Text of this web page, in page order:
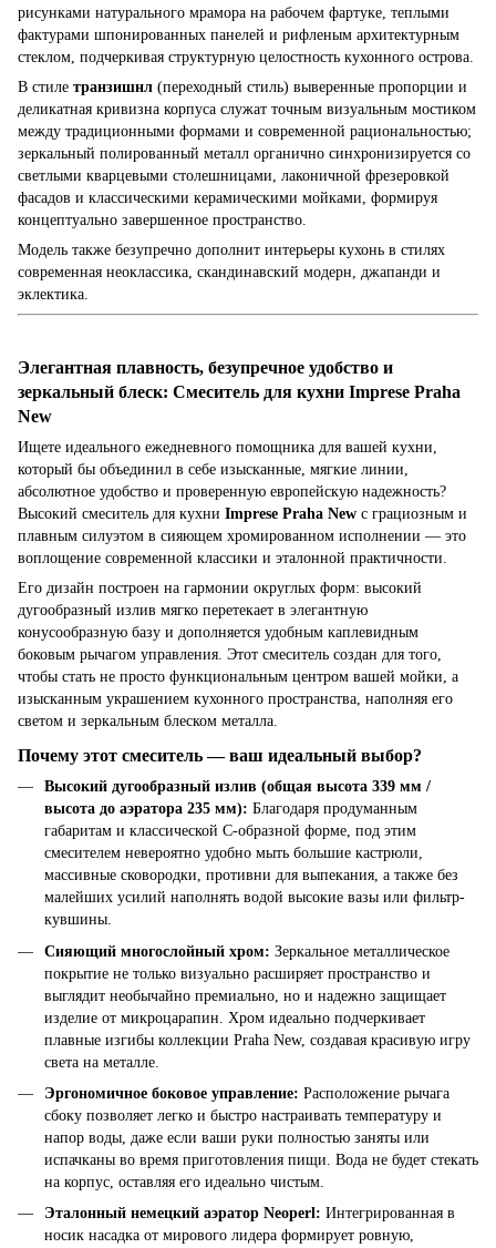
рисунками натурального мрамора на рабочем фартуке, теплыми
фактурами шпонированных панелей и рифленым архитектурным
стеклом, подчеркивая структурную целостность кухонного острова.
В стиле транзишнл (переходный стиль) выверенные пропорции и
деликатная кривизна корпуса служат точным визуальным мостиком
между традиционными формами и современной рациональностью;
зеркальный полированный металл органично синхронизируется со
светлыми кварцевыми столешницами, лаконичной фрезеровкой
фасадов и классическими керамическими мойками, формируя
концептуально завершенное пространство.
Модель также безупречно дополнит интерьеры кухонь в стилях
современная неоклассика, скандинавский модерн, джапанди и
эклектика.
Элегантная плавность, безупречное удобство и
зеркальный блеск: Смеситель для кухни Imprese Praha
New
Ищете идеального ежедневного помощника для вашей кухни,
который бы объединил в себе изысканные, мягкие линии,
абсолютное удобство и проверенную европейскую надежность?
Высокий смеситель для кухни Imprese Praha New с грациозным и
плавным силуэтом в сияющем хромированном исполнении — это
воплощение современной классики и эталонной практичности.
Его дизайн построен на гармонии округлых форм: высокий
дугообразный излив мягко перетекает в элегантную
конусообразную базу и дополняется удобным каплевидным
боковым рычагом управления. Этот смеситель создан для того,
чтобы стать не просто функциональным центром вашей мойки, а
изысканным украшением кухонного пространства, наполняя его
светом и зеркальным блеском металла.
Почему этот смеситель — ваш идеальный выбор?
Высокий дугообразный излив (общая высота 339 мм /
высота до аэратора 235 мм): Благодаря продуманным
габаритам и классической С-образной форме, под этим
смесителем невероятно удобно мыть большие кастрюли,
массивные сковородки, противни для выпекания, а также без
малейших усилий наполнять водой высокие вазы или фильтр-
кувшины.
Сияющий многослойный хром: Зеркальное металлическое
покрытие не только визуально расширяет пространство и
выглядит необычайно премиально, но и надежно защищает
изделие от микроцарапин. Хром идеально подчеркивает
плавные изгибы коллекции Praha New, создавая красивую игру
света на металле.
Эргономичное боковое управление: Расположение рычага
сбоку позволяет легко и быстро настраивать температуру и
напор воды, даже если ваши руки полностью заняты или
испачканы во время приготовления пищи. Вода не будет стекать
на корпус, оставляя его идеально чистым.
Эталонный немецкий аэратор Neoperl: Интегрированная в
носик насадка от мирового лидера формирует ровную,